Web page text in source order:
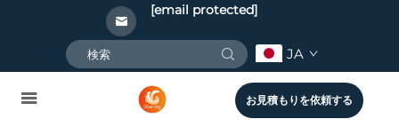
[email protected]
JA
お見積もりを依頼する